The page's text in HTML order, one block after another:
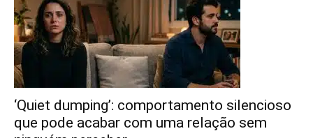
‘Quiet dumping’: comportamento silencioso
que pode acabar com uma relação sem